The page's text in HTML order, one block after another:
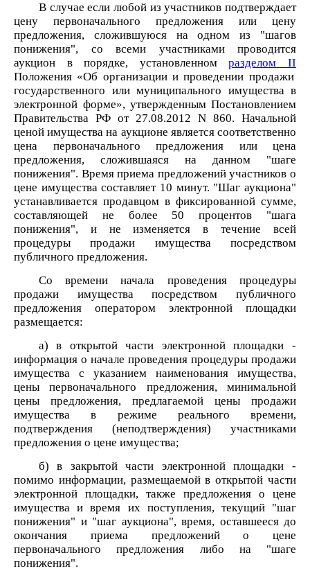
В случае если любой из участников подтверждает
цену первоначального предложения или цену
предложения, сложившуюся на одном из "шагов
понижения", со всеми участниками проводится
аукцион в порядке, установленномразделом II
Положения «Об организации и проведении продажи
государственного или муниципального имущества в
электронной форме», утвержденным Постановлением
Правительства РФ от 27.08.2012 N 860. Начальной
ценой имущества на аукционе является соответственно
цена первоначального предложения или цена
предложения, сложившаяся на данном "шаге
понижения". Время приема предложений участников о
цене имущества составляет 10 минут. "Шаг аукциона"
устанавливается продавцом в фиксированной сумме,
составляющей не более 50 процентов "шага
понижения", и не изменяется в течение всей
процедуры продажи имущества посредством
публичного предложения.
Со времени начала проведения процедуры
продажи имущества посредством публичного
предложения оператором электронной площадки
размещается:
а) в открытой части электронной площадки -
информация о начале проведения процедуры продажи
имущества с указанием наименования имущества,
цены первоначального предложения, минимальной
цены предложения, предлагаемой цены продажи
имущества в режиме реального времени,
подтверждения (неподтверждения) участниками
предложения о цене имущества;
б) в закрытой части электронной площадки -
помимо информации, размещаемой в открытой части
электронной площадки, также предложения о цене
имущества и время их поступления, текущий "шаг
понижения" и "шаг аукциона", время, оставшееся до
окончания приема предложений о цене
первоначального предложения либо на "шаге
понижения".